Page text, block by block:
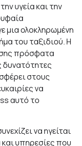
υγεία και την
μιαολοκληρωμένη
του ταξιδιού. Η
πρόσφατα
δυνατότητες
στους
να
αυτό το
να ηγείται
υπηρεσίες που